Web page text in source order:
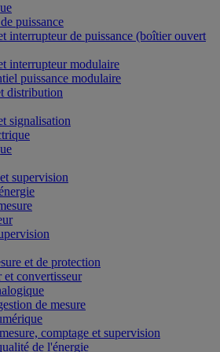
puissance
interrupteur de puissance (boîtier ouvert
interrupteur modulaire
puissance modulaire
distribution
signalisation
supervision
et de protection
et convertisseur
de mesure
comptage et supervision
de l'énergie